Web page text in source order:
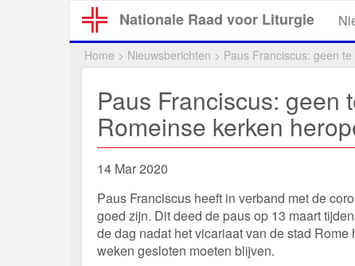
Nationale Raad voor Liturgie
Home > Nieuwsberichten > Paus Franciscus: geen
Paus Franciscus: geen
Romeinse kerken
14 Mar 2020
Paus Franciscus heeft in verband met de
goed zijn. Dit deed de paus op 13 maart
de dag nadat het vicariaat van de stad
weken gesloten moeten blijven.